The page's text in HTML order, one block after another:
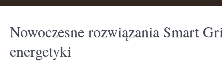
Nowoczesne rozwiązania Smart
energetyki